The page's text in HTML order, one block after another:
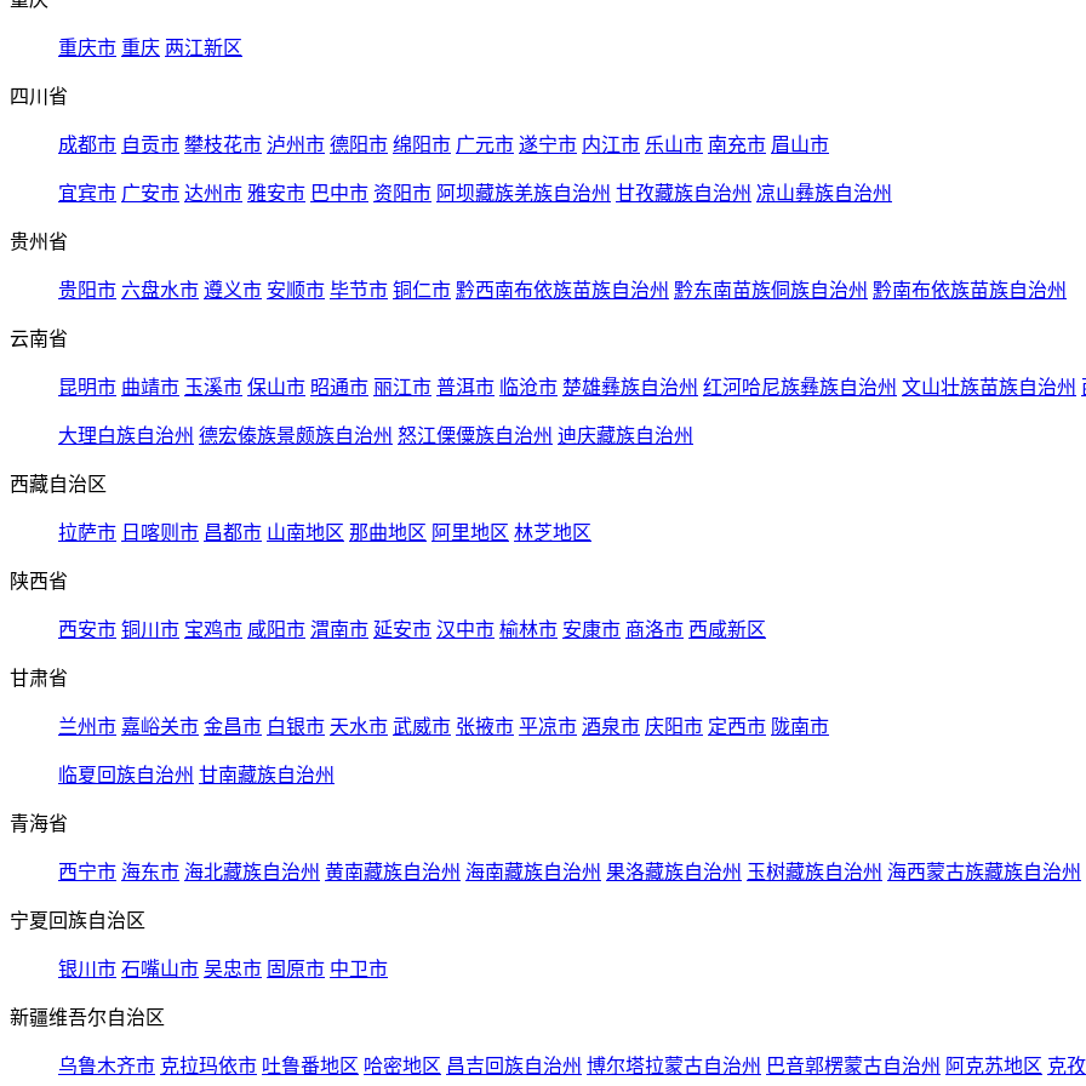
重庆市 重庆 两江新区
四川省
成都市 自贡市 攀枝花市 泸州市 德阳市 绵阳市 广元市 遂宁市 内江市 乐山市 南充市 眉山市
宜宾市 广安市 达州市 雅安市 巴中市 资阳市 阿坝藏族羌族自治州 甘孜藏族自治州 凉山彝族自治州
贵州省
贵阳市 六盘水市 遵义市 安顺市 毕节市 铜仁市 黔西南布依族苗族自治州 黔东南苗族侗族自治州 黔南布依族苗族自治州
云南省
昆明市 曲靖市 玉溪市 保山市 昭通市 丽江市 普洱市 临沧市 楚雄彝族自治州 红河哈尼族彝族自治州 文山壮族苗族自治州
大理白族自治州 德宏傣族景颇族自治州 怒江傈僳族自治州 迪庆藏族自治州
西藏自治区
拉萨市 日喀则市 昌都市 山南地区 那曲地区 阿里地区 林芝地区
陕西省
西安市 铜川市 宝鸡市 咸阳市 渭南市 延安市 汉中市 榆林市 安康市 商洛市 西咸新区
甘肃省
兰州市 嘉峪关市 金昌市 白银市 天水市 武威市 张掖市 平凉市 酒泉市 庆阳市 定西市 陇南市
临夏回族自治州 甘南藏族自治州
青海省
西宁市 海东市 海北藏族自治州 黄南藏族自治州 海南藏族自治州 果洛藏族自治州 玉树藏族自治州 海西蒙古族藏族自治州
宁夏回族自治区
银川市 石嘴山市 吴忠市 固原市 中卫市
新疆维吾尔自治区
乌鲁木齐市 克拉玛依市 吐鲁番地区 哈密地区 昌吉回族自治州 博尔塔拉蒙古自治州 巴音郭楞蒙古自治州 阿克苏地区 克